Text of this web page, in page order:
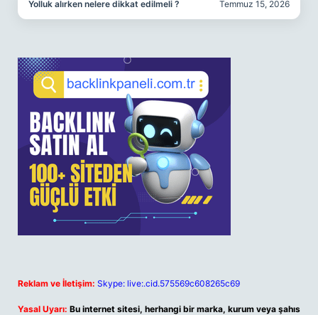
Yolluk alırken nelere dikkat edilmeli ? Temmuz 15, 2026
Reklam ve İletişim: Skype: live:.cid.575569c608265c69
Yasal Uyarı: Bu internet sitesi, herhangi bir marka, kurum veya şahıs